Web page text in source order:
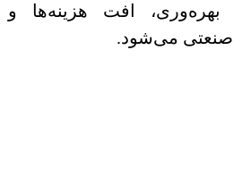
افت هزینه‌ها و
صنعتی می‌شود.